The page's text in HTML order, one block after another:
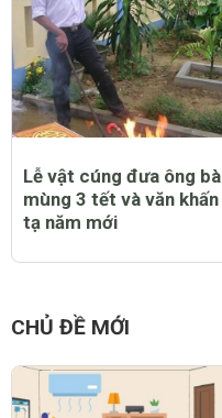
Lễ vật cúng đưa ông bà
mùng 3 tết và văn khấn
tạ năm mới
CHỦ ĐỀ MỚI